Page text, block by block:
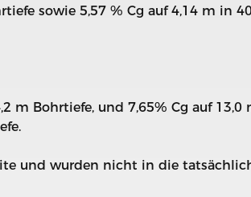
sowie 5,57 % Cg auf 4,14 m in
m Bohrtiefe, und 7,65% Cg auf
und wurden nicht in die